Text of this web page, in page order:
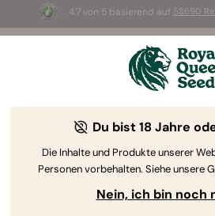
4.7 von 5 basierend auf 58690
3 White Widow Auto Samen
The RQS
Du bist 18 Jahre
Die Inhalte und Produkte unserer
Personen vorbehalten. Siehe unsere
Nein, ich bin noch